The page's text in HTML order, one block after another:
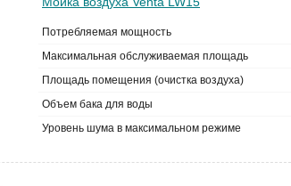
Потребляемая мощность
Максимальная обслуживаемая площадь
Площадь помещения (очистка воздуха)
Объем бака для воды
Уровень шума в максимальном режиме